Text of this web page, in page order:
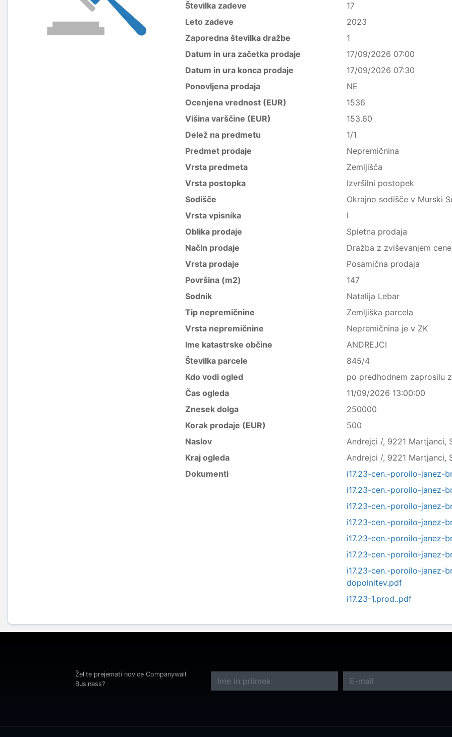
Številka zadeve
17
Leto zadeve
2023
Zaporedna številka dražbe
1
Datum in ura začetka prodaje
17/09/2026 07:00
Datum in ura konca prodaje
17/09/2026 07:30
Ponovljena prodaja
NE
Ocenjena vrednost (EUR)
1536
Višina varščine (EUR)
153.60
Delež na predmetu
1/1
Predmet prodaje
Nepremičnina
Vrsta predmeta
Zemljišča
Vrsta postopka
Izvršilni postopek
Sodišče
Okrajno sodišče v Murski
Vrsta vpisnika
I
Oblika prodaje
Spletna prodaja
Način prodaje
Dražba z zviševanjem cene
Vrsta prodaje
Posamična prodaja
Površina (m2)
147
Sodnik
Natalija Lebar
Tip nepremičnine
Zemljiška parcela
Vrsta nepremičnine
Nepremičnina je v ZK
Ime katastrske občine
ANDREJCI
Številka parcele
845/4
Kdo vodi ogled
po predhodnem zaprosilu
Čas ogleda
11/09/2026 13:00:00
Znesek dolga
250000
Korak prodaje (EUR)
500
Naslov
Andrejci /, 9221 Martjanci,
Kraj ogleda
Andrejci /, 9221 Martjanci,
Dokumenti
i17.23-cen.-poroilo-janez-
i17.23-cen.-poroilo-janez-
i17.23-cen.-poroilo-janez-
i17.23-cen.-poroilo-janez-
i17.23-cen.-poroilo-janez-
i17.23-cen.-poroilo-janez-
i17.23-cen.-poroilo-janez-
dopolnitev.pdf
i17.23-1.prod..pdf
Želite prejemati novice Companywall
Business?